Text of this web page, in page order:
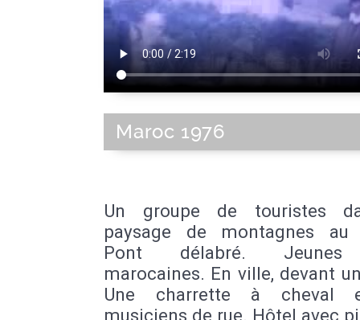
Maroc 1976
Un groupe de touristes
paysage de montagnes au
Pont délabré.
marocaines. En ville, devant
Une charrette à cheval
musiciens de rue. Hôtel avec